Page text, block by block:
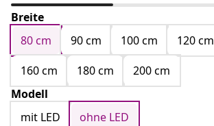
Breite
80 cm
90 cm 100 cm 120 cm
160 cm
180 cm
200 cm
Modell
mit LED
ohne LED